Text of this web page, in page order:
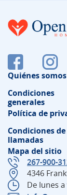
Quiénes somos
Condiciones
generales
Política de
Condiciones de
llamadas
Mapa del sitio
267-900-
4346
De lunes